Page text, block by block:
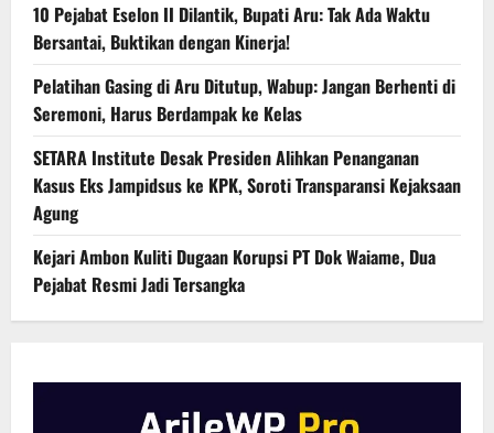
10 Pejabat Eselon II Dilantik, Bupati Aru: Tak Ada Waktu
Bersantai, Buktikan dengan Kinerja!
Pelatihan Gasing di Aru Ditutup, Wabup: Jangan Berhenti di
Seremoni, Harus Berdampak ke Kelas
SETARA Institute Desak Presiden Alihkan Penanganan
Kasus Eks Jampidsus ke KPK, Soroti Transparansi Kejaksaan
Agung
Kejari Ambon Kuliti Dugaan Korupsi PT Dok Waiame, Dua
Pejabat Resmi Jadi Tersangka